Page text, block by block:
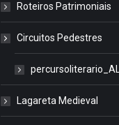
Roteiros Patrimoniais
Circuitos Pedestres
Lagareta Medieval